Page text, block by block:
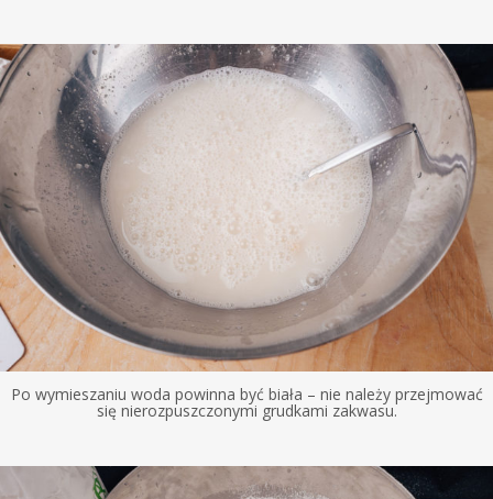
Po wymieszaniu woda powinna być biała – nie należy przejmować
się nierozpuszczonymi grudkami zakwasu.